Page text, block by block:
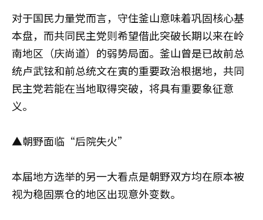
对于国民力量党而言，守住釜山意味着巩固核心基
本盘，而共同民主党则希望借此突破长期以来在岭
南地区（庆尚道）的弱势局面。釜山曾是已故前总
统卢武铉和前总统文在寅的重要政治根据地，共同
民主党若能在当地取得突破，将具有重要象征意
义。
▲朝野面临“后院失火”
本届地方选举的另一大看点是朝野双方均在原本被
视为稳固票仓的地区出现意外变数。